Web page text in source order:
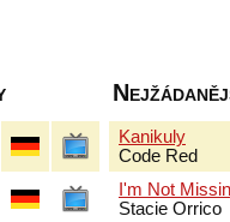
Kanikuly
Code Red
I'm Not
Stacie Orrico